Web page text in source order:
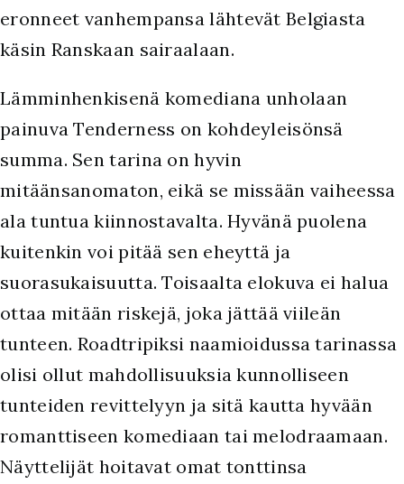
eronneet vanhempansa lähtevät Belgiasta
käsin Ranskaan sairaalaan.
Lämminhenkisenä komediana unholaan
painuva Tenderness on kohdeyleisönsä
summa. Sen tarina on hyvin
mitäänsanomaton, eikä se missään vaiheessa
ala tuntua kiinnostavalta. Hyvänä puolena
kuitenkin voi pitää sen eheyttä ja
suorasukaisuutta. Toisaalta elokuva ei halua
ottaa mitään riskejä, joka jättää viileän
tunteen. Roadtripiksi naamioidussa tarinassa
olisi ollut mahdollisuuksia kunnolliseen
tunteiden revittelyyn ja sitä kautta hyvään
romanttiseen komediaan tai melodraamaan.
Näyttelijät hoitavat omat tonttinsa